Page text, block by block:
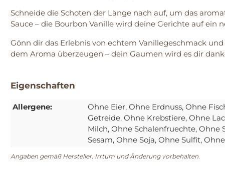
Schneide die Schoten der Länge nach auf, um das
Sauce – die Bourbon Vanille wird deine Gerichte auf ein
Gönn dir das Erlebnis von echtem Vanillegeschmack
dem Aroma überzeugen – dein Gaumen wird es dir
Eigenschaften
Allergene: Ohne Eier, Ohne Erdnuss, Ohne
Getreide, Ohne Krebstiere, Ohne
Milch, Ohne Schalenfruechte, Ohne
Sesam, Ohne Soja, Ohne Sulfit,
Angaben gemäß Hersteller. Irrtum und Änderung vorbehalten.